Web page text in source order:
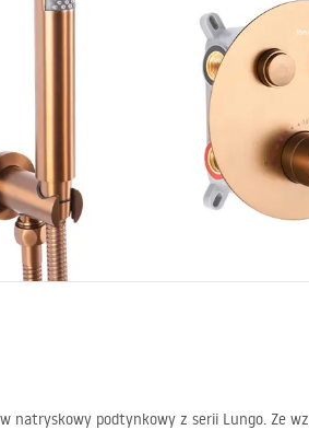
natryskowy podtynkowy z serii Lungo. Ze